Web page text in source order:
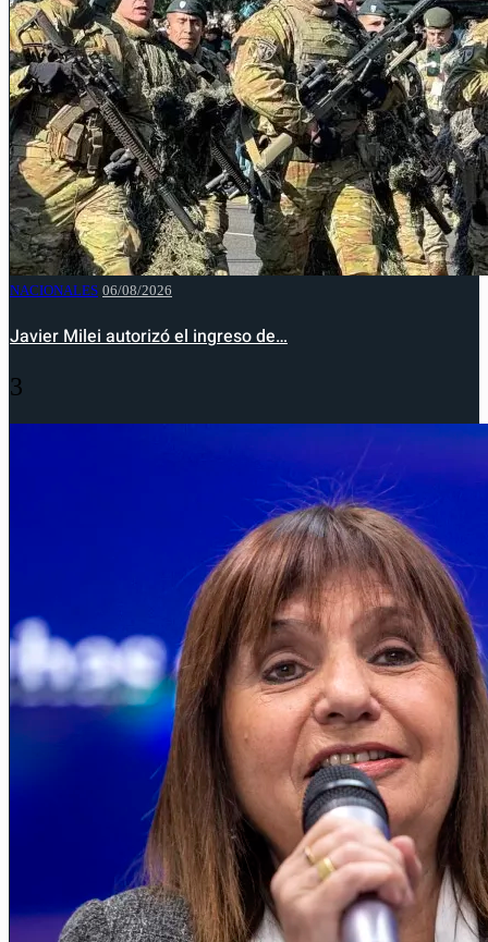
NACIONALES 06/08/2026
Javier Milei autorizó el ingreso de…
3